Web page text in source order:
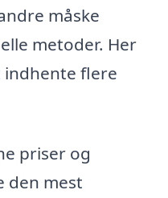
måske
metoder. Her
indhente flere
priser og
den mest